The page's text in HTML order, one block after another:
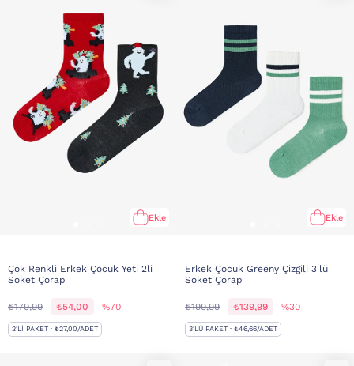
Ekle
Çok Renkli Erkek Çocuk Yeti 2li
Soket Çorap
₺179,99 ₺54,00 %70
2'LI PAKET · ₺27,00/ADET
Ekle
Erkek Çocuk Greeny Çizgili 3'lü
Soket Çorap
₺199,99 ₺139,99 %30
3'LÜ PAKET · ₺46,66/ADET